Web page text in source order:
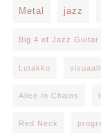
Metal jazz
Big 4 of Jazz Guitar
Lutakko
Alice In Chains
Red Neck